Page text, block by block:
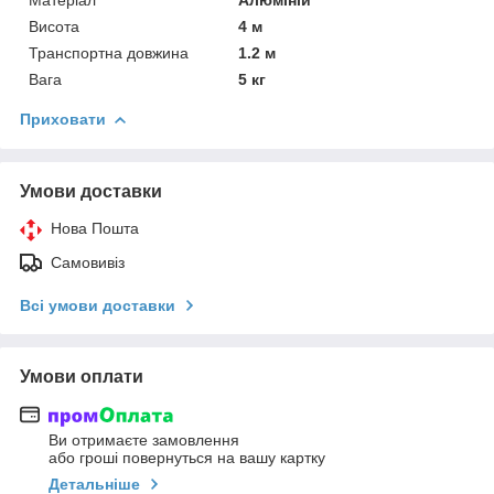
Висота
4 м
Транспортна довжина
1.2 м
Вага
5 кг
Приховати
Умови доставки
Нова Пошта
Самовивіз
Всі умови доставки
Умови оплати
Ви отримаєте замовлення
або гроші повернуться на вашу картку
Детальніше